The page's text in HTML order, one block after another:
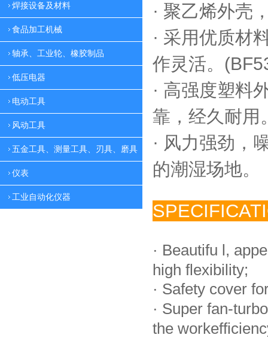
焊接设备及材料
食品加工机械
轴承、工业轮、橡胶制品
低压电器
电动工具
风动工具
五金工具、测量工具、刃具、磨具
仪表
工业自动化仪器
· 聚乙烯外壳
· 采用优质材
作灵活。
· 高强度塑料
靠， 经久耐用
· 风力强劲，
的潮湿场地。
· Beautifu l,
high flexibility;
· Safety cover
· Super fan-
the